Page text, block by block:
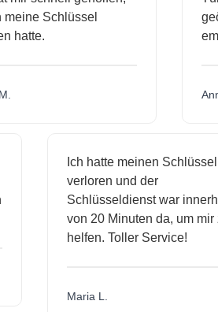
meine Schlüssel
hatte.
Ich hatte meinen Schlüssel
verloren und der
Schlüsseldienst war
von 20 Minuten da, um mir
helfen. Toller Service!
Maria L.